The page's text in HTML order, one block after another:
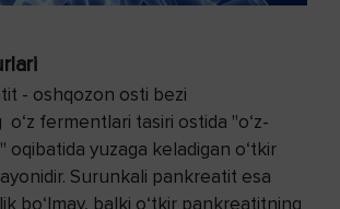
- oshqozon osti bezi
o‘z fermentlari tasiri ostida "o‘z-
oqibatida yuzaga keladigan o‘tkir
Surunkali pankreatit esa
bo‘lmay, balki o‘tkir pankreatitning